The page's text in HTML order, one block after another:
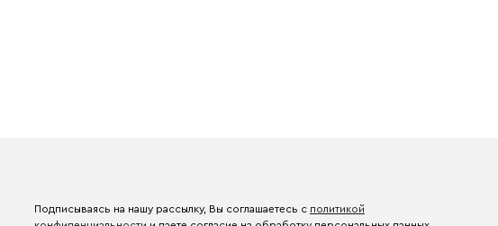
Подписываясь на нашу рассылку, Вы соглашаетесь с политикой